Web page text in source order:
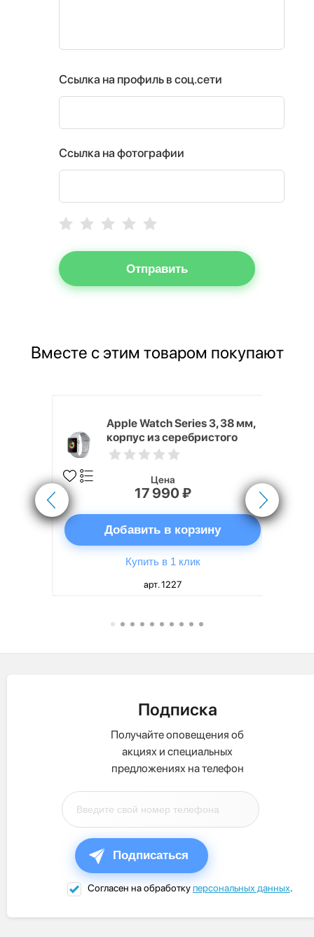
Ссылка на профиль в соц.сети
Ссылка на фотографии
Отправить
Вместе с этим товаром покупают
Apple Watch Series 3, 38 мм,
корпус из серебристого
алюминия, спортивный
Цена
17 990 ₽
Добавить в корзину
Купить в 1 клик
арт. 1227
Подписка
Получайте оповещения об
акциях и специальных
предложениях на телефон
Подписаться
Согласен на обработкуперсональных данных.